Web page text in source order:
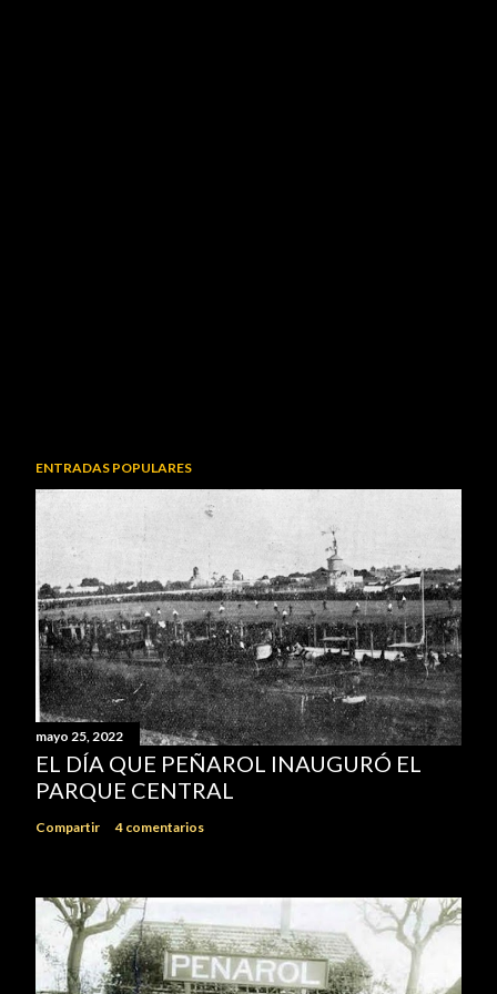
ENTRADAS POPULARES
mayo 25, 2022
EL DÍA QUE PEÑAROL INAUGURÓ EL
PARQUE CENTRAL
Compartir 4 comentarios